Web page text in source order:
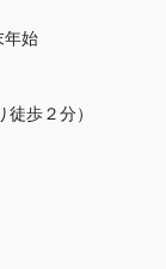
年始
歩２分）